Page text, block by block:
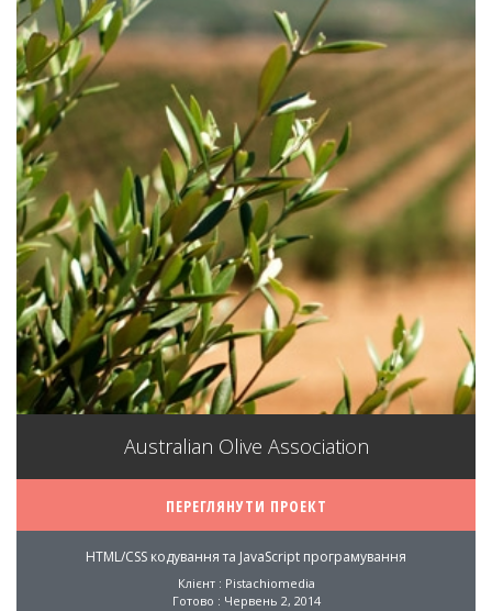
Australian Olive Association
ПЕРЕГЛЯНУТИ ПРОЕКТ
HTML/CSS кодування та JavaScript програмування
Клієнт : Pistachiomedia
Готово : Червень 2, 2014